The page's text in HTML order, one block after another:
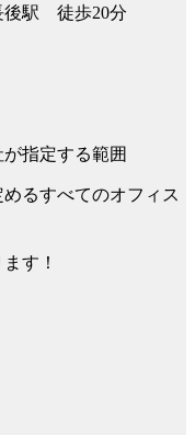
後駅 徒歩20分
指定する範囲
るすべてのオフィス
す！